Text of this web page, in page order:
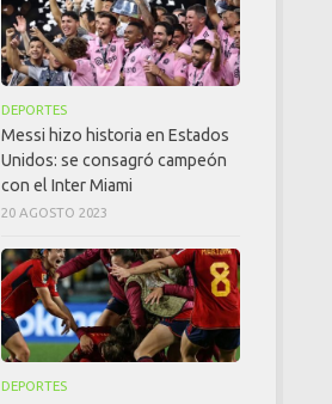
DEPORTES
Messi hizo historia en Estados
Unidos: se consagró campeón
con el Inter Miami
20 AGOSTO 2023
DEPORTES